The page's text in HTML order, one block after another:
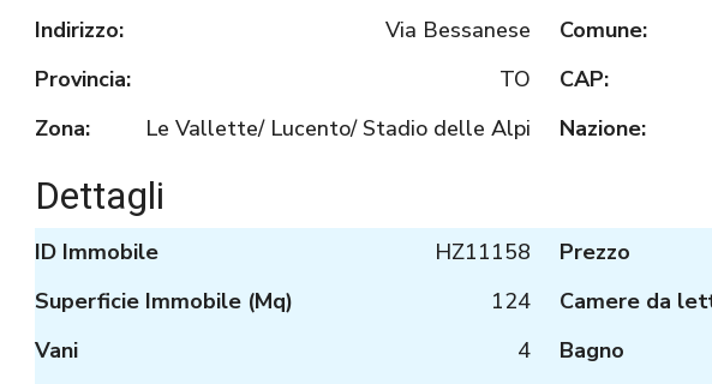
Indirizzo: Via Bessanese Comune:
Provincia:
TO CAP:
Zona:
Le Vallette/ Lucento/ Stadio delle Alpi Nazione:
Dettagli
ID Immobile HZ11158 Prezzo
Superficie Immobile (Mq)
124 Camere da
Vani
4 Bagno